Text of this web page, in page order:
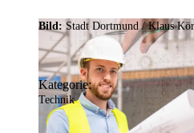
Bild: Stadt Dortmund / Klaus
Kategorie:
Technik